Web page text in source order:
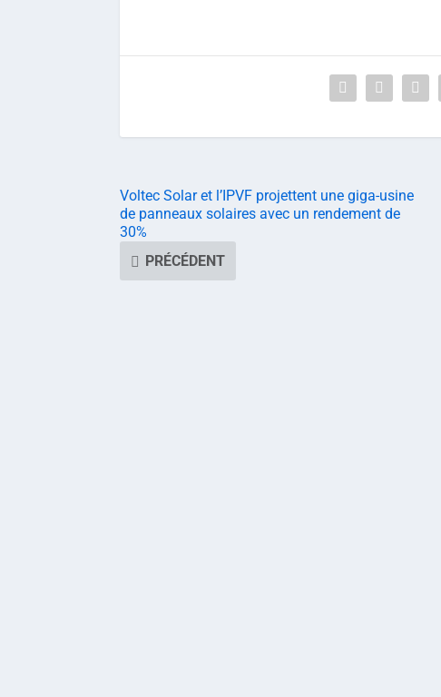
Voltec Solar et l’IPVF projettent une giga-usine
de panneaux solaires avec un rendement de
30%
PRÉCÉDENT